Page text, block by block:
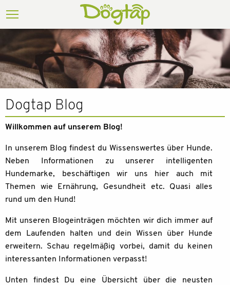
Dogtap Blog
Willkommen auf unserem Blog!
In unserem Blog findest du Wissenswertes über Hunde.
Neben Informationen zu unserer intelligenten
Hundemarke, beschäftigen wir uns hier auch mit
Themen wie Ernährung, Gesundheit etc. Quasi alles
rund um den Hund!
Mit unseren Blogeinträgen möchten wir dich immer auf
dem Laufenden halten und dein Wissen über Hunde
erweitern. Schau regelmäßig vorbei, damit du keinen
interessanten Informationen verpasst!
Unten findest Du eine Übersicht über die neusten